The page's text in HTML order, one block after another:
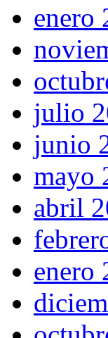
enero
julio
junio
mayo
abril
enero